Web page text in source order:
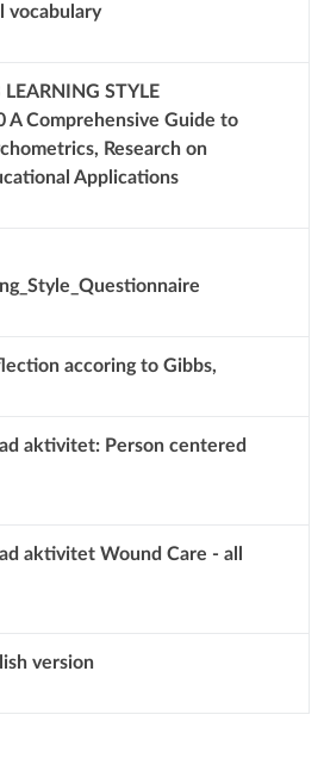
vocabulary
STYLE
A Comprehensive Guide to
Research on
Applications
accoring to Gibbs,
aktivitet: Person centered
aktivitet Wound Care - all
version